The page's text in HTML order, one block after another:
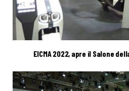
EICMA 2022, apre il Salone